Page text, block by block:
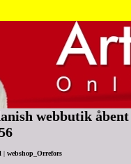
webbutik
webshop_Orrefors